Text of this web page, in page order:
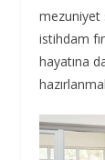
mezuniyet
istihdam
hayatına